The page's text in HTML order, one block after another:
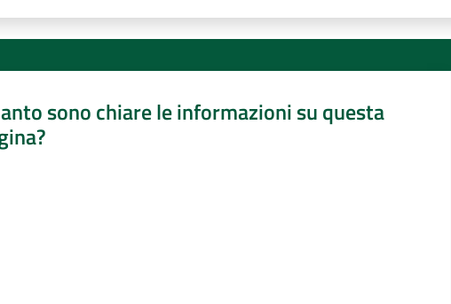
sono chiare le informazioni su questa